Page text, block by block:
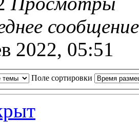
2022, 05:51
Поле сортировки